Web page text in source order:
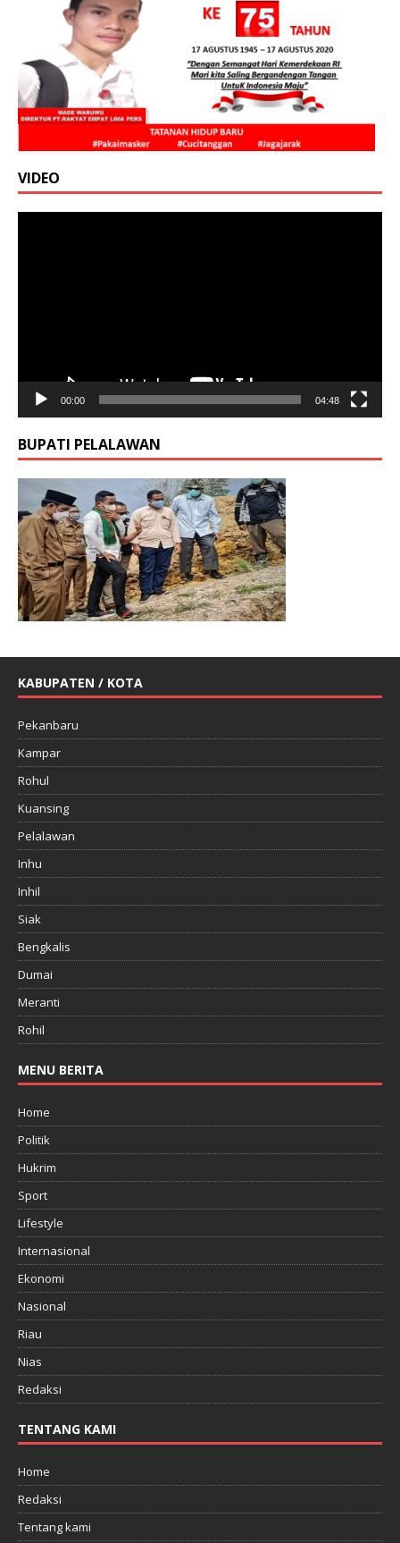
VIDEO
00:00 04:48
BUPATI PELALAWAN
KABUPATEN / KOTA
Pekanbaru
Kampar
Rohul
Kuansing
Pelalawan
Inhu
Inhil
Siak
Bengkalis
Dumai
Meranti
Rohil
MENU BERITA
Home
Politik
Hukrim
Sport
Lifestyle
Internasional
Ekonomi
Nasional
Riau
Nias
Redaksi
TENTANG KAMI
Home
Redaksi
Tentang kami